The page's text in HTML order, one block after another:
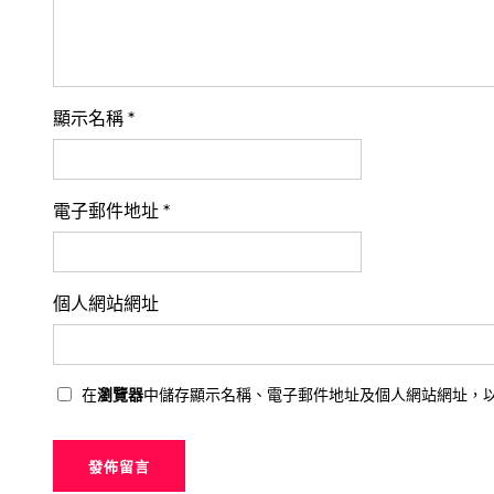
顯示名稱 *
電子郵件地址 *
個人網站網址
在瀏覽器中儲存顯示名稱、電子郵件地址及個人網站網址，